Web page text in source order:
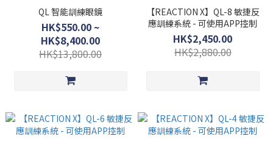
QL 智能訓練眼鏡
HK$550.00 ~
HK$8,400.00
HK$13,800.00
【REACTION X】QL-8 敏捷反
應訓練系統 - 可使用APP控制
HK$2,450.00
HK$2,880.00